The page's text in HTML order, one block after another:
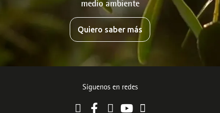
medio ambiente
Quiero saber más
Síguenos en redes